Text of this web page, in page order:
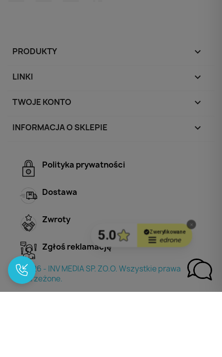
PRODUKTY 
LINKI 
TWOJE KONTO 
INFORMACJA O SKLEPIE keyboard_arrow_down
Polityka prywatności
Dostawa
Zwroty
Zgłoś reklamację
© 2026 - INV MEDIA SP. ZO.O. Wszystkie prawa
zastrzeżone.